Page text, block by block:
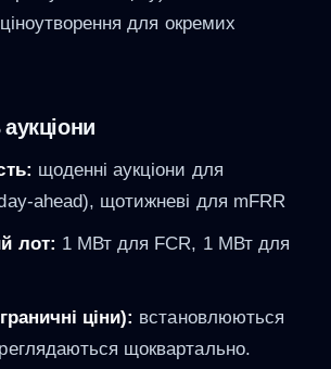
для окремих
щоденні аукціони для
ahead), щотижневі для mFRR
лот: 1 МВт для FCR, 1 МВт для
ціни): встановлюються
щоквартально.